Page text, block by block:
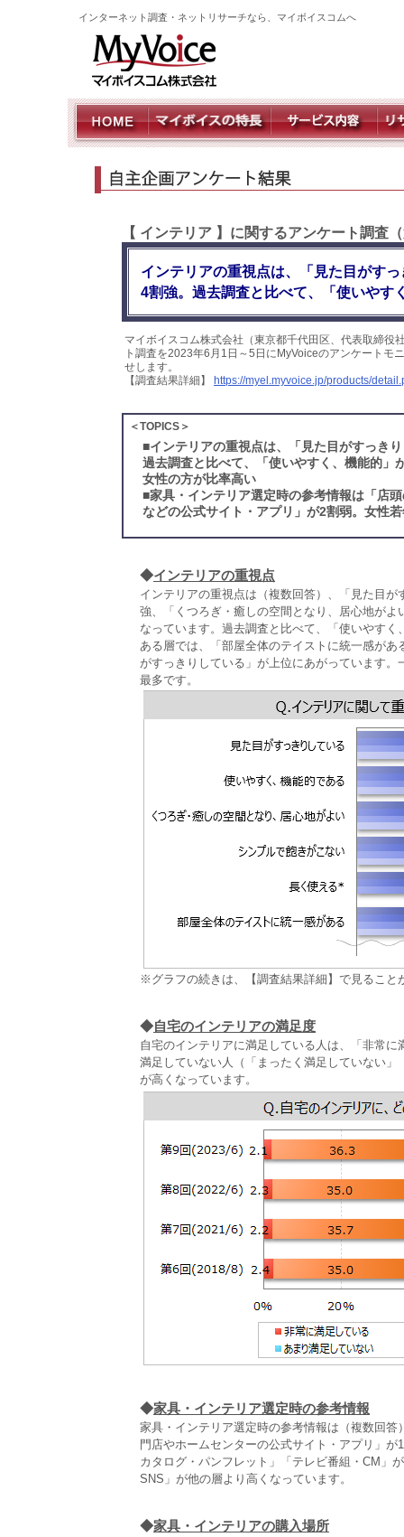
インターネット調査・ネットリサーチなら、マイボイスコムへ
【 インテリア 】に関するアンケート調査
インテリアの重視点は、「見た目がす
4割強。過去調査と比べて、「使いやす
マイボイスコム株式会社（東京都千代田区、代表取締
ト調査を2023年6月1日～5日にMyVoiceのアンケートモ
せします。
【調査結果詳細】
https://myel.myvoice.jp/products/
＜TOPICS＞
■インテリアの重視点は、「見た目がすっき
過去調査と比べて、「使いやすく、機能的」
女性の方が比率高い
■家具・インテリア選定時の参考情報は「店
などの公式サイト・アプリ」が2割弱。女性
◆インテリアの重視点
インテリアの重視点は（複数回答）、「見た目
強、「くつろぎ・癒しの空間となり、居心地が
なっています。過去調査と比べて、「使いやす
ある層では、「部屋全体のテイストに統一感が
がすっきりしている」が上位にあがっています
最多です。
※グラフの続きは、【調査結果詳細】で見ること
◆自宅のインテリアの満足度
自宅のインテリアに満足している人は、「非常
満足していない人（「まったく満足していない
が高くなっています。
◆家具・インテリア選定時の参考情報
家具・インテリア選定時の参考情報は（複数回
門店やホームセンターの公式サイト・アプリ」
カタログ・パンフレット」「テレビ番組・CM」
SNS」が他の層より高くなっています。
◆家具・インテリアの購入場所